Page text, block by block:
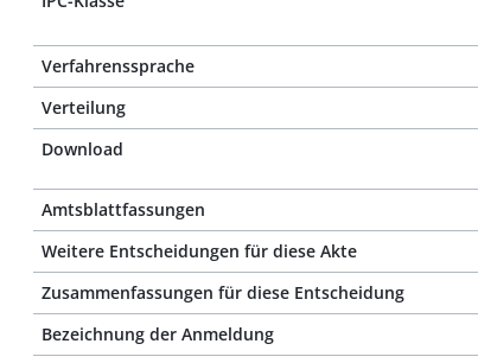
Verfahrenssprache
Verteilung
Download
Amtsblattfassungen
Weitere Entscheidungen für diese Akte
Zusammenfassungen für diese Entscheidung
Bezeichnung der Anmeldung